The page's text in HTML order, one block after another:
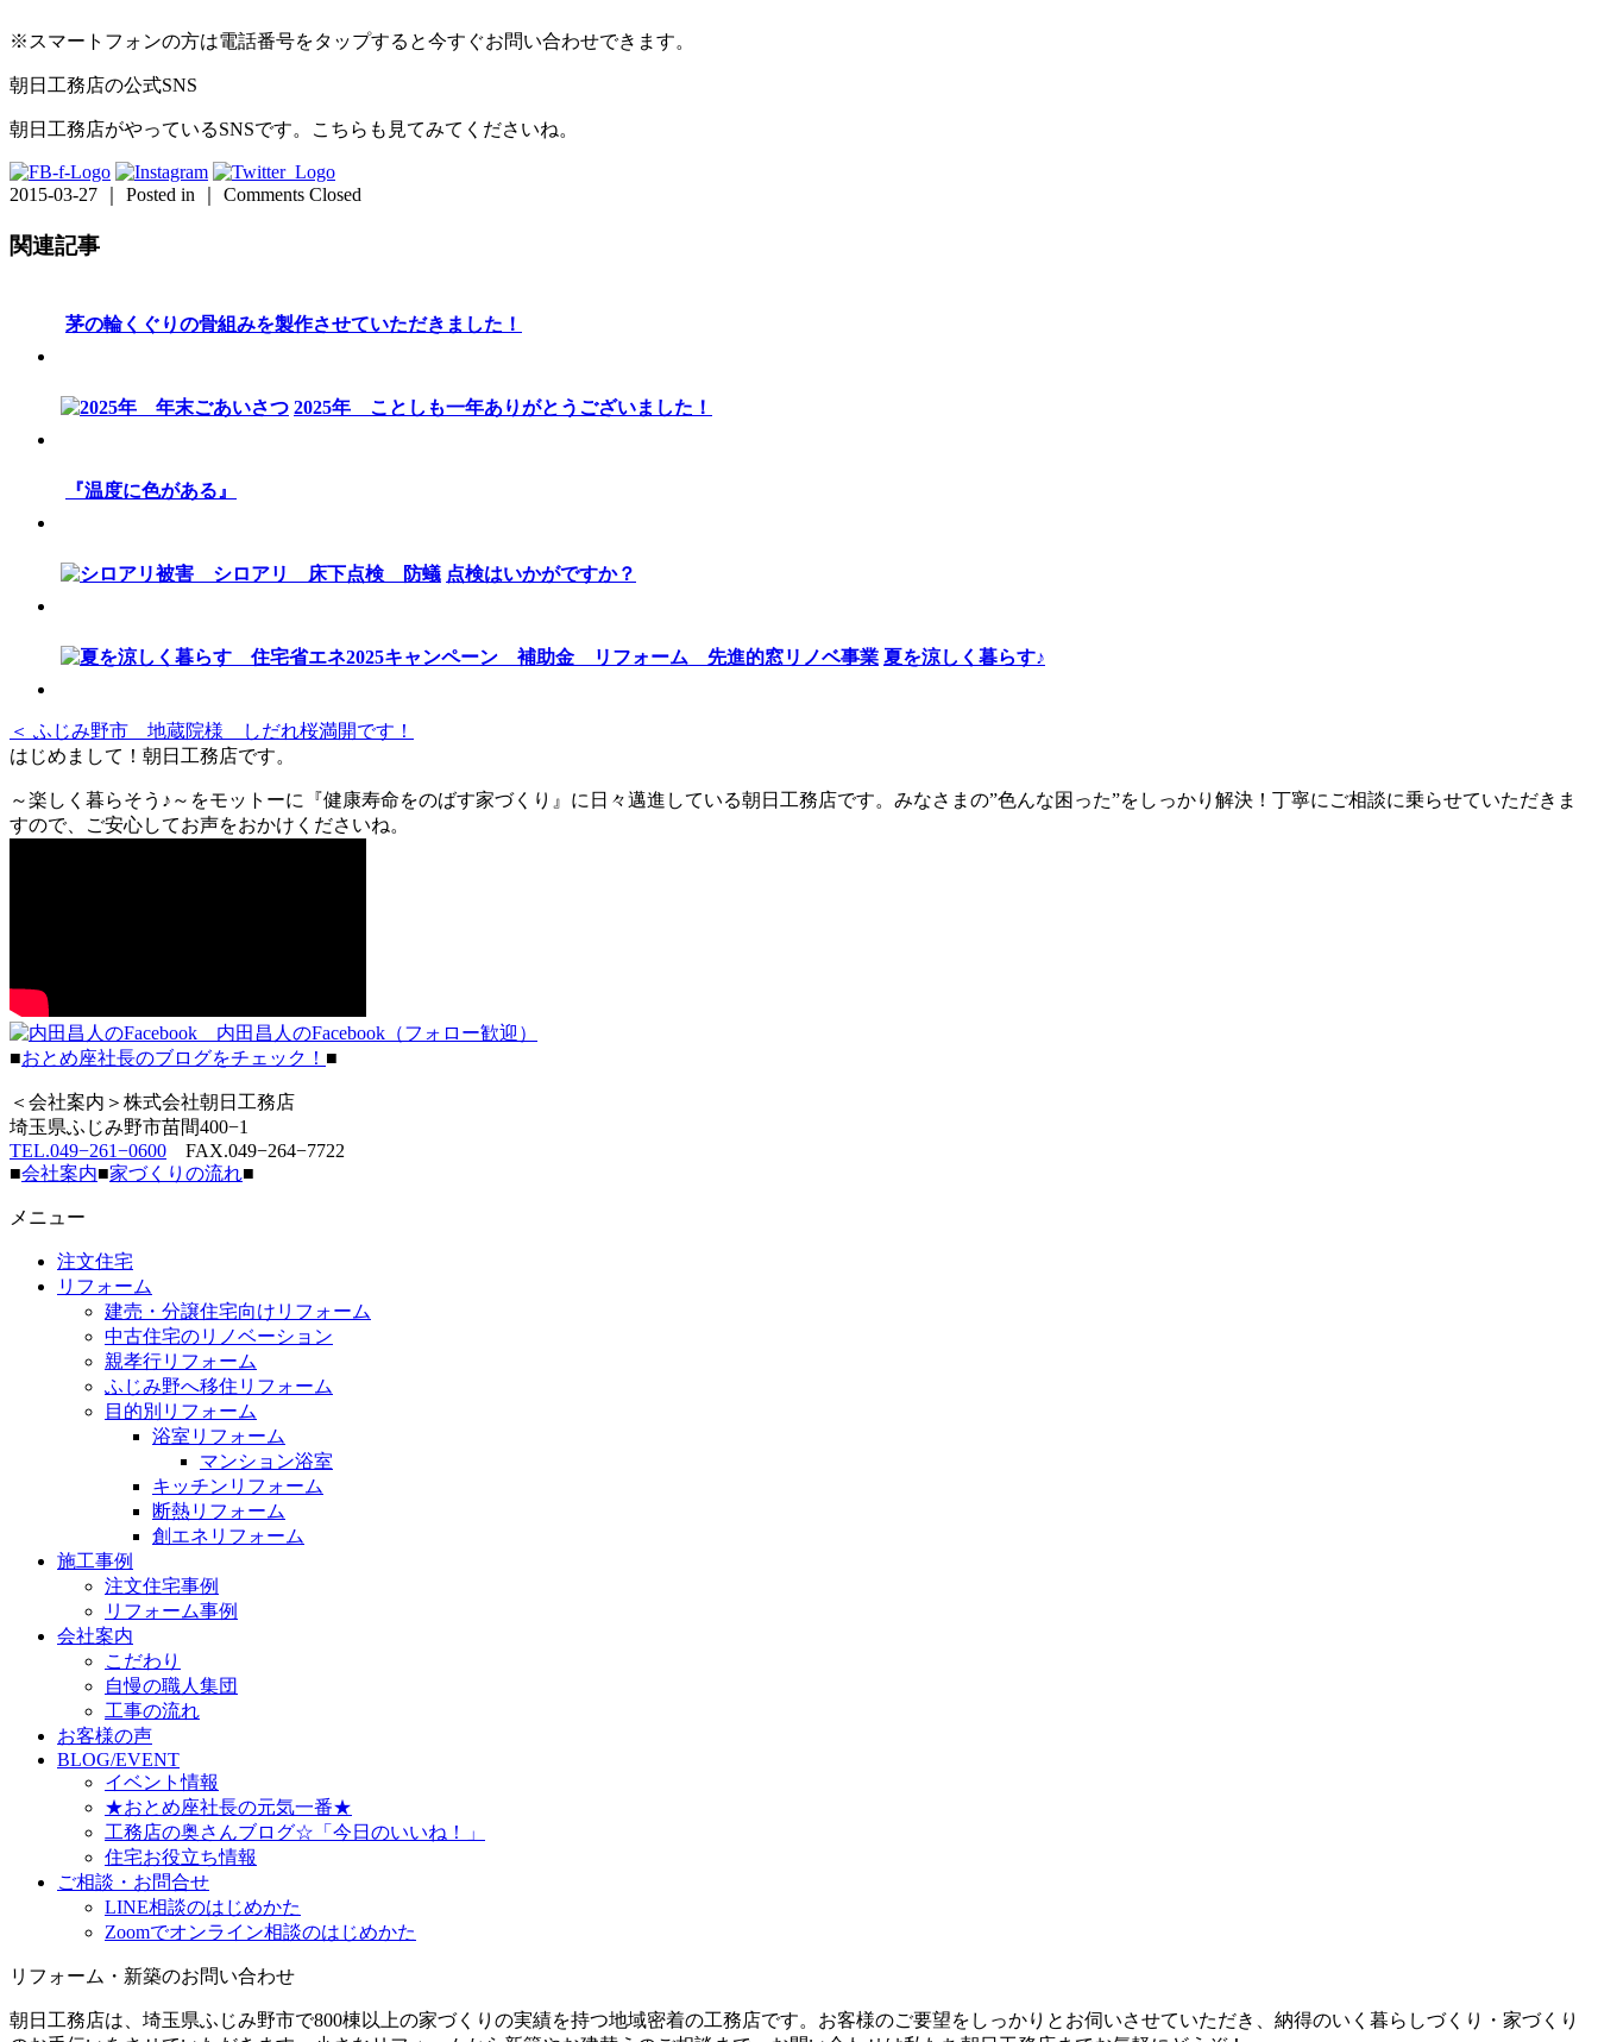
※スマートフォンの方は電話番号をタップすると今すぐお問い合わせできます。
朝日工務店の公式SNS
朝日工務店がやっているSNSです。こちらも見てみてくださいね。
2015-03-27 ｜ Posted in ｜ Comments Closed
関連記事
茅の輪くぐりの骨組みを製作させていただきました！
2025年 ことしも一年ありがとうございました！
『温度に色がある』
点検はいかがですか？
夏を涼しく暮らす♪
＜ ふじみ野市 地蔵院様 しだれ桜満開です！
はじめまして！朝日工務店です。
～楽しく暮らそう♪～をモットーに『健康寿命をのばす家づくり』に日々邁進している朝日工務店です。みなさまの”色んな困った”をしっかり解決！丁寧にご相談に乗らせていただきま
すので、ご安心してお声をおかけくださいね。
内田昌人のFacebook（フォロー歓迎）
■おとめ座社長のブログをチェック！ ■
＜会社案内＞株式会社朝日工務店
埼玉県ふじみ野市苗間400−1
TEL.049−261−0600 FAX.049−264−7722
■会社案内■家づくりの流れ■
メニュー
注文住宅
リフォーム
建売・分譲住宅向けリフォーム
中古住宅のリノベーション
親孝行リフォーム
ふじみ野へ移住リフォーム
目的別リフォーム
浴室リフォーム
マンション浴室
キッチンリフォーム
断熱リフォーム
創エネリフォーム
施工事例
注文住宅事例
リフォーム事例
会社案内
こだわり
自慢の職人集団
工事の流れ
お客様の声
BLOG/EVENT
イベント情報
★おとめ座社長の元気一番★
工務店の奥さんブログ☆「今日のいいね！」
住宅お役立ち情報
ご相談・お問合せ
LINE相談のはじめかた
Zoomでオンライン相談のはじめかた
リフォーム・新築のお問い合わせ
朝日工務店は、埼玉県ふじみ野市で800棟以上の家づくりの実績を持つ地域密着の工務店です。お客様のご要望をしっかりとお伺いさせていただき、納得のいく暮らしづくり・家づくり